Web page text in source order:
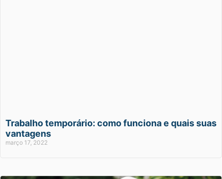
Trabalho temporário: como funciona e quais suas
vantagens
março 17, 2022